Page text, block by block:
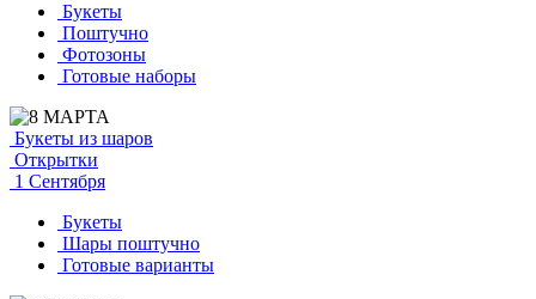
Букеты
Поштучно
Фотозоны
Готовые наборы
Букеты из шаров
Открытки
1 Сентября
Букеты
Шары поштучно
Готовые варианты